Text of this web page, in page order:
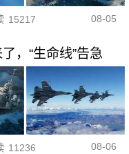
15217 08-05
，“生命线”告急
11236 08-06